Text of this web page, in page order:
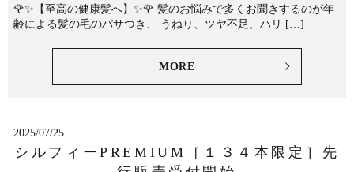
🌹✨【至高の健康髪へ】✨🌹 髪のお悩みで多くお聞きするのが年
齢による髪の毛のパサつき、 うねり、ツヤ不足、ハリ […]
MORE
2025/07/25
シルフィーPREMIUM［１３４本限定］先